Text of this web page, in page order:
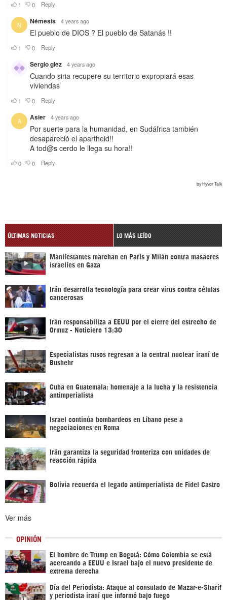
ÚLTIMAS NOTICIAS LO MÁS LEÍDO
Manifestantes marchan en París y Milán contra masacres
israelíes en Gaza
Irán desarrolla tecnología para crear virus contra células
cancerosas
Irán responsabiliza a EEUU por el cierre del estrecho de
Ormuz - Noticiero 13:30
Especialistas rusos regresan a la central nuclear iraní de
Bushehr
Cuba en Guatemala: homenaje a la lucha y la resistencia
antimperialista
Israel continúa bombardeos en Líbano pese a
negociaciones en Roma
Irán garantiza la seguridad fronteriza con unidades de
reacción rápida
Bolivia recuerda el legado antimperialista de Fidel Castro
Ver más
OPINIÓN
El hombre de Trump en Bogotá: Cómo Colombia se está
acercando a EEUU e Israel bajo el nuevo presidente de
extrema derecha
Día del Periodista: Ataque al consulado de Mazar-e-Sharif
y periodista iraní que informó bajo fuego